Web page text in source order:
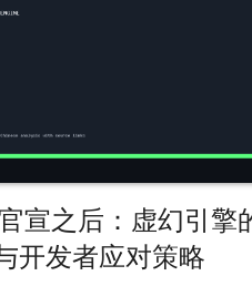
宣之后：虚幻引擎
开发者应对策略